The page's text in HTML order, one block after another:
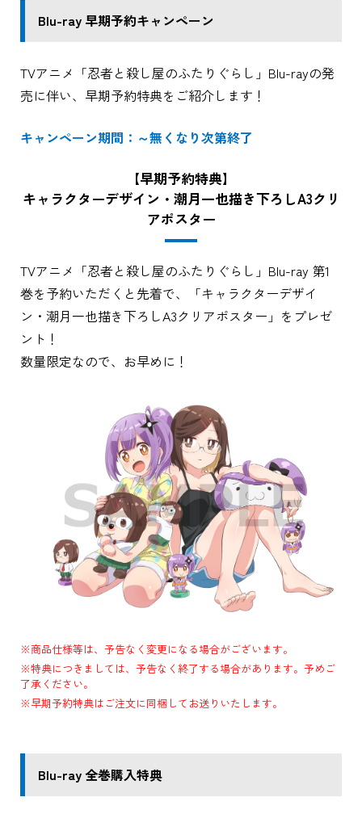
Blu-ray 早期予約キャンペーン
TVアニメ「忍者と殺し屋のふたりぐらし」Blu-rayの発
売に伴い、早期予約特典をご紹介します！
キャンペーン期間：～無くなり次第終了
【早期予約特典】
キャラクターデザイン・潮月一也描き下ろしA3クリ
アポスター
TVアニメ「忍者と殺し屋のふたりぐらし」Blu-ray 第1
巻を予約いただくと先着で、「キャラクターデザイ
ン・潮月一也描き下ろしA3クリアポスター」をプレゼ
ント！
数量限定なので、お早めに！
※商品仕様等は、予告なく変更になる場合がございます。
※特典につきましては、予告なく終了する場合があります。予めご
了承ください。
※早期予約特典はご注文に同梱してお送りいたします。
Blu-ray 全巻購入特典